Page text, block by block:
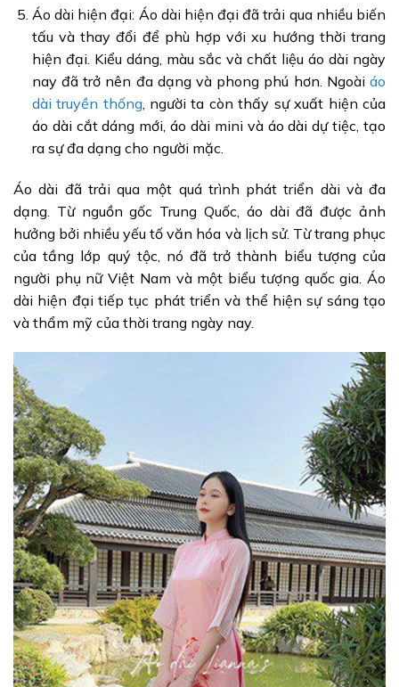
Áo dài hiện đại: Áo dài hiện đại đã trải qua nhiều biến
tấu và thay đổi để phù hợp với xu hướng thời trang
hiện đại. Kiểu dáng, màu sắc và chất liệu áo dài ngày
nay đã trở nên đa dạng và phong phú hơn. Ngoài áo
dài truyền thống , người ta còn thấy sự xuất hiện của
áo dài cắt dáng mới, áo dài mini và áo dài dự tiệc, tạo
ra sự đa dạng cho người mặc.
Áo dài đã trải qua một quá trình phát triển dài và đa
dạng. Từ nguồn gốc Trung Quốc, áo dài đã được ảnh
hưởng bởi nhiều yếu tố văn hóa và lịch sử. Từ trang phục
của tầng lớp quý tộc, nó đã trở thành biểu tượng của
người phụ nữ Việt Nam và một biểu tượng quốc gia. Áo
dài hiện đại tiếp tục phát triển và thể hiện sự sáng tạo
và thẩm mỹ của thời trang ngày nay.